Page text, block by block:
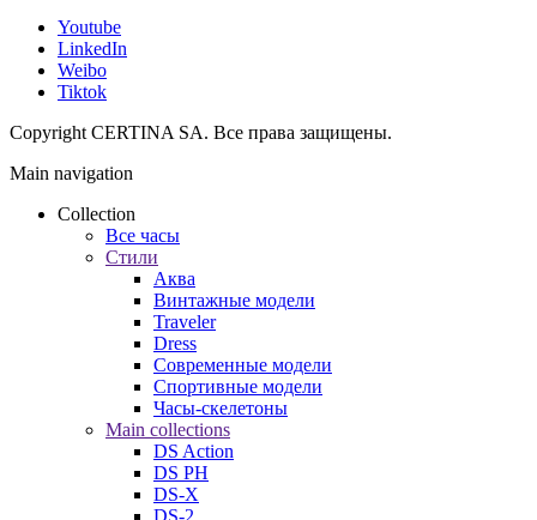
Youtube
LinkedIn
Weibo
Tiktok
Copyright CERTINA SA. Все права защищены.
Main navigation
Collection
Все часы
Стили
Аква
Винтажные модели
Traveler
Dress
Современные модели
Спортивные модели
Часы-скелетоны
Main collections
DS Action
DS PH
DS-X
DS-2